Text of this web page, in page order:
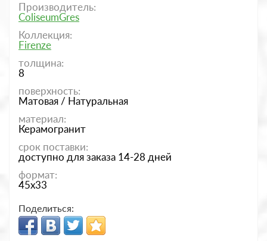
Производитель:
ColiseumGres
Коллекция:
Firenze
толщина:
8
поверхность:
Матовая / Натуральная
материал:
Керамогранит
срок поставки:
доступно для заказа 14-28 дней
формат:
45x33
Поделиться: